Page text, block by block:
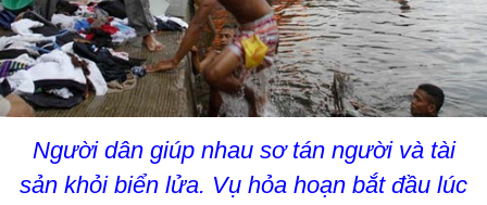
Người dân giúp nhau sơ tán người và tài
sản khỏi biển lửa. Vụ hỏa hoạn bắt đầu lúc